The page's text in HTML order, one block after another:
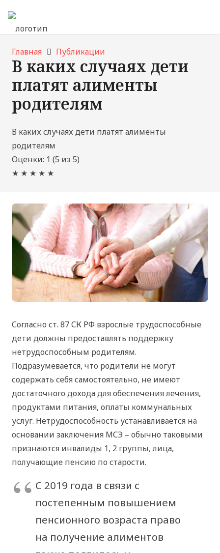
Главная Публикации
В каких случаях дети
платят алименты
родителям
В каких случаях дети платят алименты
родителям
Оценки: 1 (5 из 5)
★ ★ ★ ★ ★
Согласно ст. 87 СК РФ взрослые трудоспособные
дети должны предоставлять поддержку
нетрудоспособным родителям.
Подразумевается, что родители не могут
содержать себя самостоятельно, не имеют
достаточного дохода для обеспечения лечения,
продуктами питания, оплаты коммунальных
услуг. Нетрудоспособность устанавливается на
основании заключения МСЭ – обычно таковыми
признаются инвалиды 1, 2 группы, лица,
получающие пенсию по старости.
С 2019 года в связи с
постепенным повышением
пенсионного возраста право
на получение алиментов